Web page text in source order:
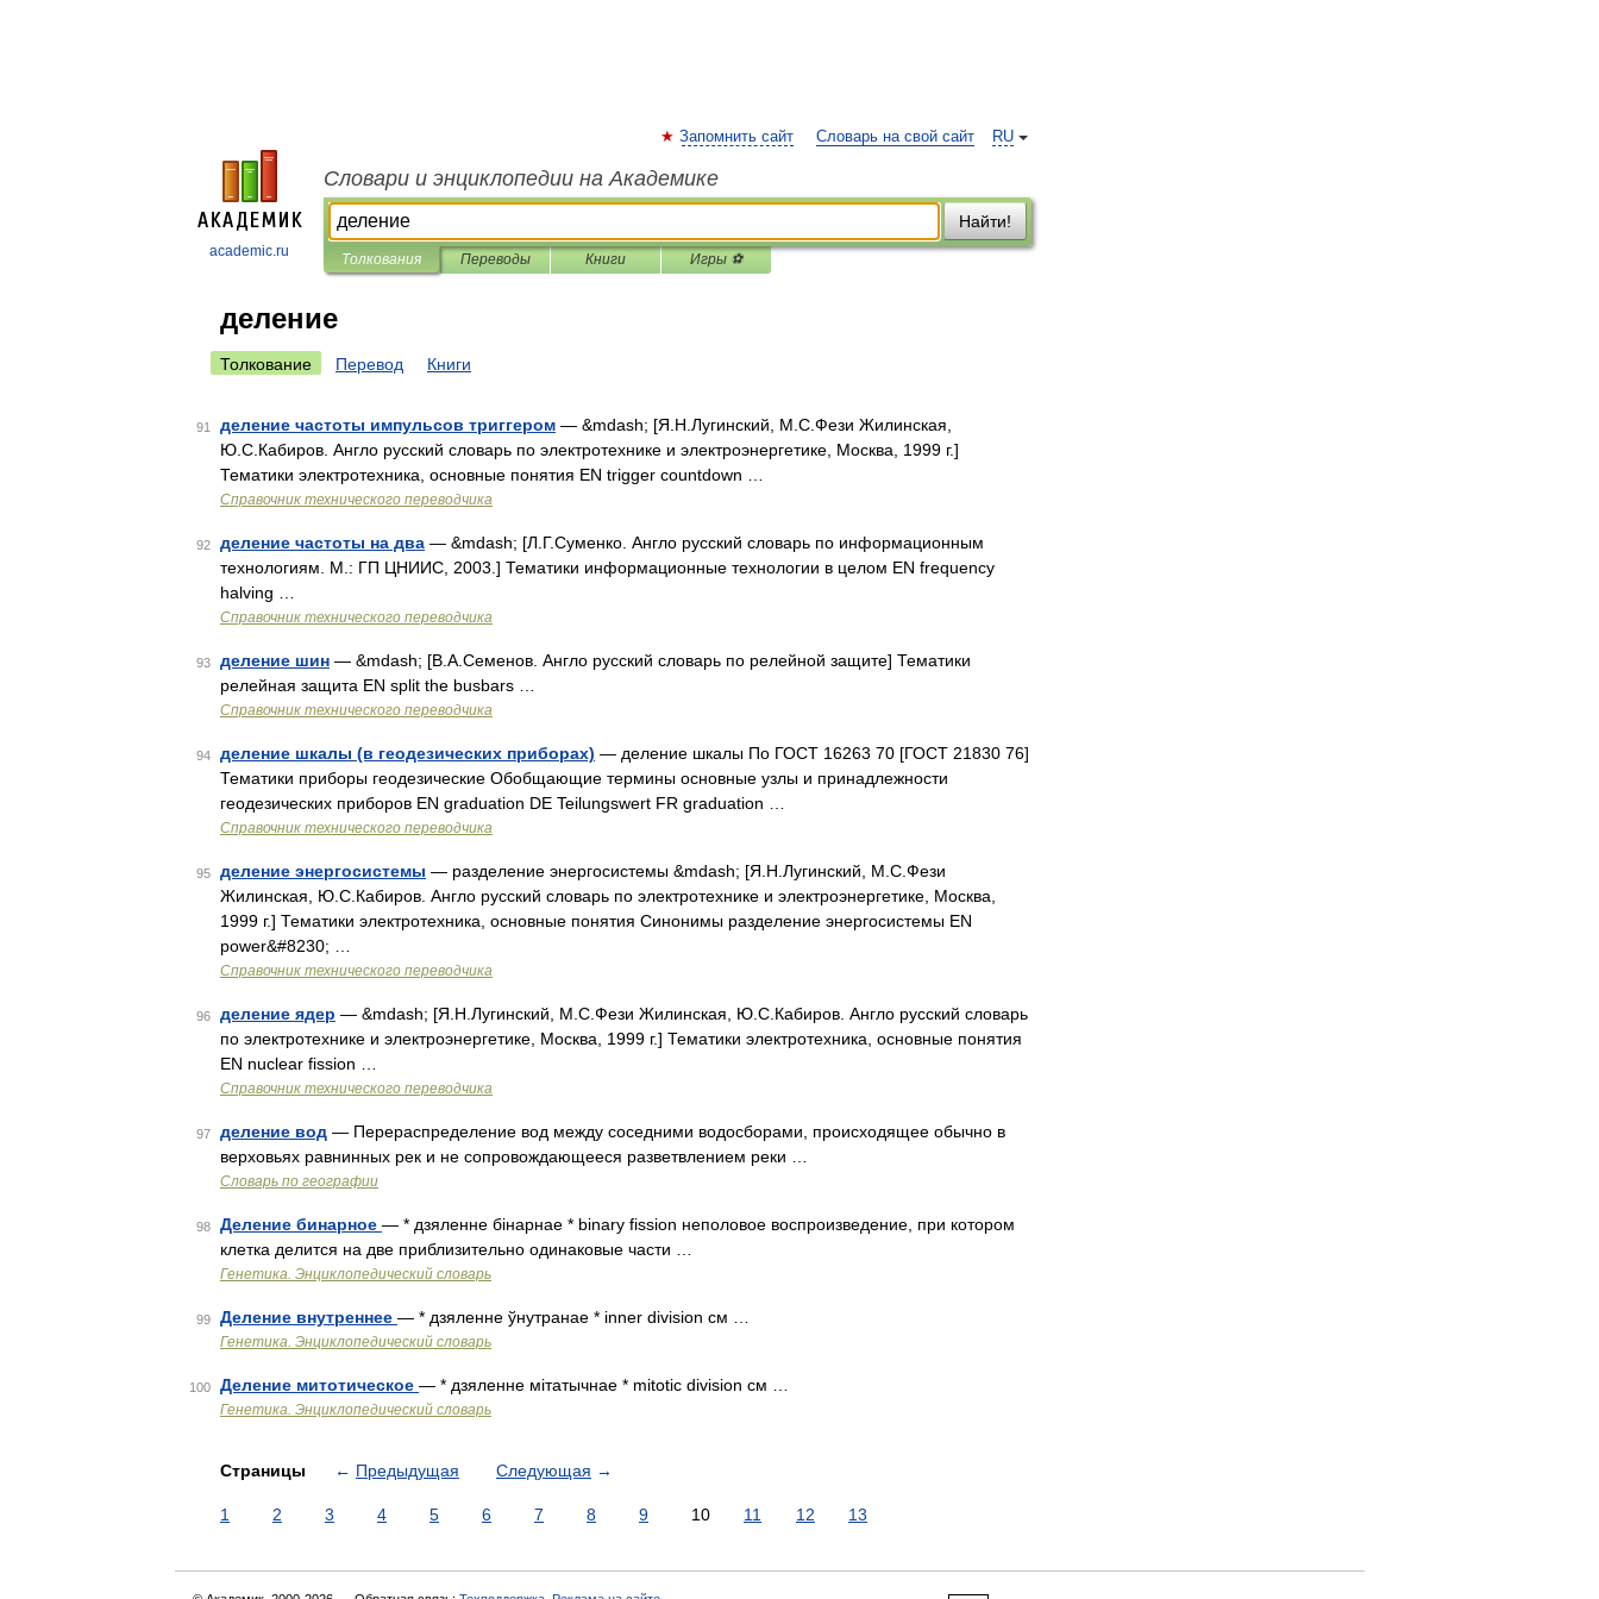
academic.ru
RU
Запомнить сайт Словарь на свой сайт
Словари и энциклопедии на Академике
Найти!
Толкования Переводы Книги Игры ⚽
деление
Толкование Перевод Книги
91 деление частоты импульсов триггером — &mdash; [Я.Н.Лугинский, М.С.Фези Жилинская,
Ю.С.Кабиров. Англо русский словарь по электротехнике и электроэнергетике, Москва, 1999 г.]
Тематики электротехника, основные понятия EN trigger countdown …
Справочник технического переводчика
92 деление частоты на два — &mdash; [Л.Г.Суменко. Англо русский словарь по информационным
технологиям. М.: ГП ЦНИИС, 2003.] Тематики информационные технологии в целом EN frequency
halving …
Справочник технического переводчика
93 деление шин — &mdash; [В.А.Семенов. Англо русский словарь по релейной защите] Тематики
релейная защита EN split the busbars …
Справочник технического переводчика
94 деление шкалы (в геодезических приборах) — деление шкалы По ГОСТ 16263 70 [ГОСТ 21830 76]
Тематики приборы геодезические Обобщающие термины основные узлы и принадлежности
геодезических приборов EN graduation DE Teilungswert FR graduation …
Справочник технического переводчика
95 деление энергосистемы — разделение энергосистемы &mdash; [Я.Н.Лугинский, М.С.Фези
Жилинская, Ю.С.Кабиров. Англо русский словарь по электротехнике и электроэнергетике, Москва,
1999 г.] Тематики электротехника, основные понятия Синонимы разделение энергосистемы EN
power&#8230; …
Справочник технического переводчика
96 деление ядер — &mdash; [Я.Н.Лугинский, М.С.Фези Жилинская, Ю.С.Кабиров. Англо русский словарь
по электротехнике и электроэнергетике, Москва, 1999 г.] Тематики электротехника, основные понятия
EN nuclear fission …
Справочник технического переводчика
97 деление вод — Перераспределение вод между соседними водосборами, происходящее обычно в
верховьях равнинных рек и не сопровождающееся разветвлением реки …
Словарь по географии
98 Деление бинарное — * дзяленне бінарнае * binary fission неполовое воспроизведение, при котором
клетка делится на две приблизительно одинаковые части …
Генетика. Энциклопедический словарь
99 Деление внутреннее — * дзяленне ўнутранае * inner division см …
Генетика. Энциклопедический словарь
100 Деление митотическое — * дзяленне мітатычнае * mitotic division см …
Генетика. Энциклопедический словарь
Страницы ← Предыдущая Следующая →
1 2 3 4 5 6 7 8 9 10 11 12 13